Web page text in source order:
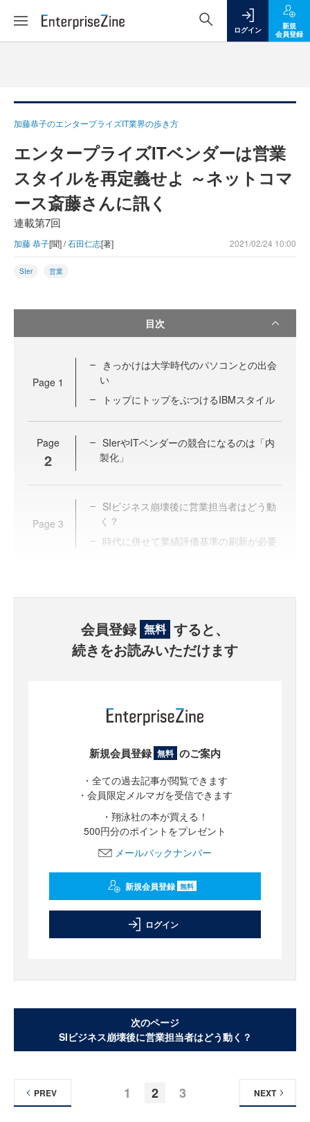
ログイン
新規
会員登録
加藤恭子のエンタープライズIT業界の歩き方
エンタープライズITベンダーは営業
スタイルを再定義せよ ～ネットコマ
ース斎藤さんに訊く
連載第7回
加藤 恭子[聞] /石田仁志[著] 2021/02/24 10:00
SIer 営業
目次
Page 1
きっかけは大学時代のパソコンとの出会
い
トップにトップをぶつけるIBMスタイル
Page
2
SIerやITベンダーの競合になるのは「内
製化」
Page 3
SIビジネス崩壊後に営業担当者はどう動
く？
時代に併せて業績評価基準の刷新が必要
会員登録 無料 すると、
続きをお読みいただけます
新規会員登録 無料 のご案内
・全ての過去記事が閲覧できます
・会員限定メルマガを受信できます
・翔泳社の本が買える！
500円分のポイントをプレゼント
メールバックナンバー
新規会員登録 無料
ログイン
次のページ
SIビジネス崩壊後に営業担当者はどう動く？
1 2 3
PREV NEXT